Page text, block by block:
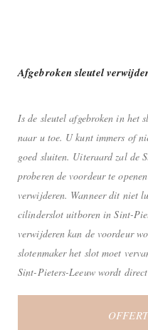
Afgebroken sleutel
Is de sleutel afgebroken in het
naar u toe. U kunt immers of
goed sluiten. Uiteraard zal de
proberen de voordeur te
verwijderen. Wanneer dit niet
cilinderslot uitboren in Sint-
verwijderen kan de voordeur
slotenmaker het slot moet
Sint-Pieters-Leeuw wordt